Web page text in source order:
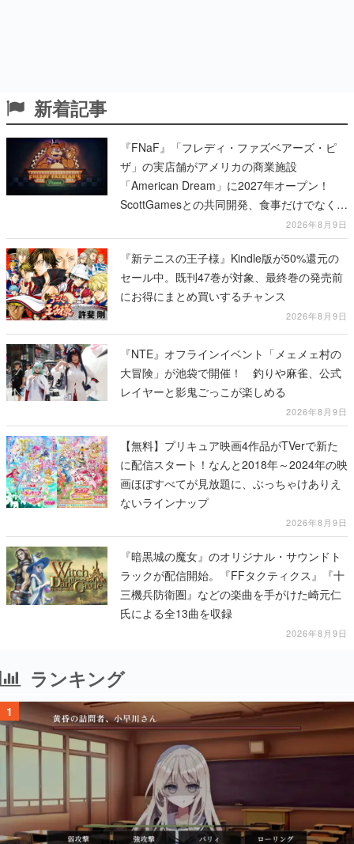
新着記事
『FNaF』「フレディ・ファズベアーズ・ピ
ザ」の実店舗がアメリカの商業施設
「American Dream」に2027年オープン！
ScottGamesとの共同開発、食事だけでなくス
テージショーや没入型のホラー体験も楽しめ
る
2026年8月9日
『新テニスの王子様』Kindle版が50%還元の
セール中。既刊47巻が対象、最終巻の発売前
にお得にまとめ買いするチャンス
2026年8月9日
『NTE』オフラインイベント「メェメェ村の
大冒険」が池袋で開催！ 釣りや麻雀、公式
レイヤーと影鬼ごっこが楽しめる
2026年8月9日
【無料】プリキュア映画4作品がTVerで新た
に配信スタート！なんと2018年～2024年の映
画ほぼすべてが見放題に、ぶっちゃけありえ
ないラインナップ
2026年8月9日
『暗黒城の魔女』のオリジナル・サウンドト
ラックが配信開始。『FFタクティクス』『十
三機兵防衛圏』などの楽曲を手がけた崎元仁
氏による全13曲を収録
2026年8月9日
ランキング
1